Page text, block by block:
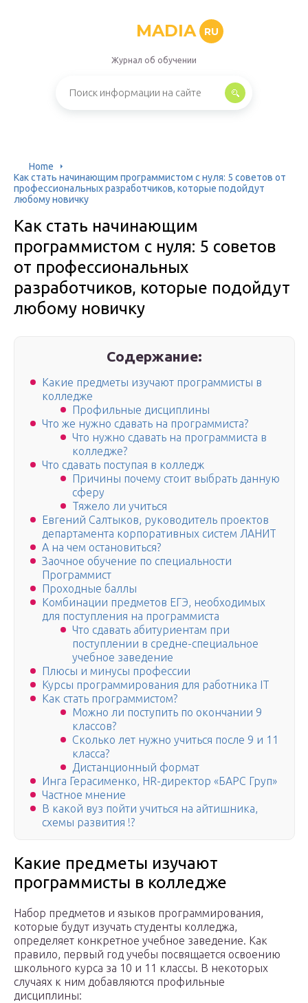
MADIA RU
Журнал об обучении
Home
Как стать начинающим программистом с нуля: 5 советов от
профессиональных разработчиков, которые подойдут
любому новичку
Как стать начинающим
программистом с нуля: 5 советов
от профессиональных
разработчиков, которые подойдут
любому новичку
Содержание:
Какие предметы изучают программисты в
колледже
Профильные дисциплины
Что же нужно сдавать на программиста?
Что нужно сдавать на программиста в
колледже?
Что сдавать поступая в колледж
Причины почему стоит выбрать данную
сферу
Тяжело ли учиться
Евгений Салтыков, руководитель проектов
департамента корпоративных систем ЛАНИТ
А на чем остановиться?
Заочное обучение по специальности
Программист
Проходные баллы
Комбинации предметов ЕГЭ, необходимых
для поступления на программиста
Что сдавать абитуриентам при
поступлении в средне-специальное
учебное заведение
Плюсы и минусы профессии
Курсы программирования для работника IT
Как стать программистом?
Можно ли поступить по окончании 9
классов?
Сколько лет нужно учиться после 9 и 11
класса?
Дистанционный формат
Инга Герасименко, HR-директор «БАРС Груп»
Частное мнение
В какой вуз пойти учиться на айтишника,
схемы развития !?
Какие предметы изучают
программисты в колледже
Набор предметов и языков программирования,
которые будут изучать студенты колледжа,
определяет конкретное учебное заведение. Как
правило, первый год учебы посвящается освоению
школьного курса за 10 и 11 классы. В некоторых
случаях к ним добавляются профильные
дисциплины: